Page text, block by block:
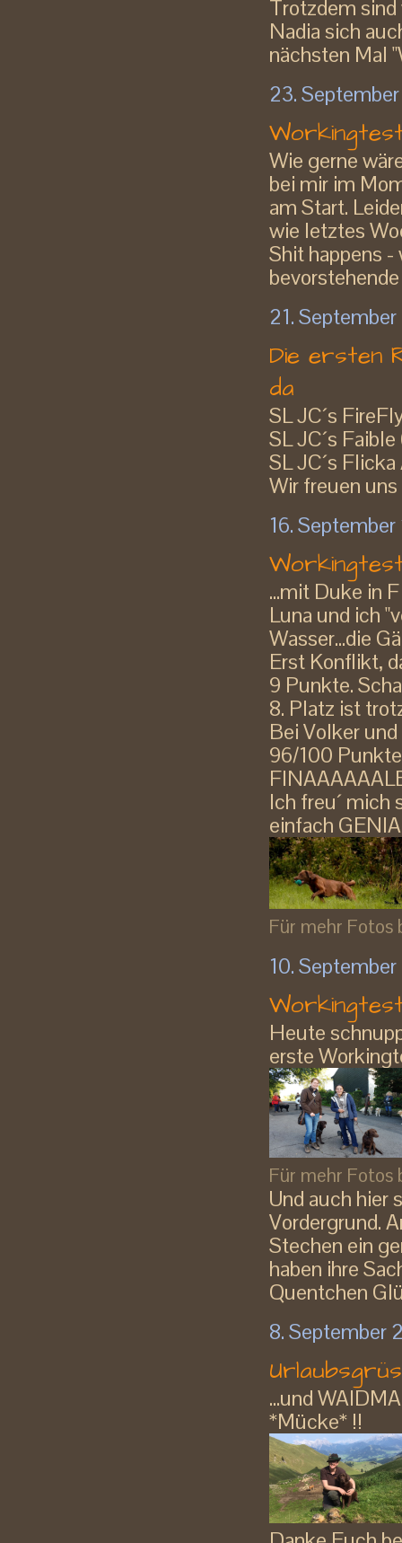
Trotzdem
Nadia sich
nächsten Mal
23.
Wie gerne
bei mir im
am Start.
wie letztes
Shit happens
21.
Die ersten
da
SL JC´s
SL JC´s
SL JC´s
Wir freuen
16.
...mit Duke in
Luna und ich
Wasser...die
Erst Konflikt,
9 Punkte.
8. Platz ist
Bei Volker
96/100
Ich freu´ mich
einfach
Für mehr Fotos
10.
Heute
erste
Für mehr Fotos
Und auch hier
Vordergrund.
Stechen ein
haben ihre
Quentchen
8. September
...und
*Mücke* !!